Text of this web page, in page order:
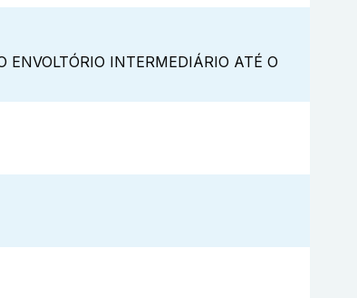
INTERMEDIÁRIO ATÉ O